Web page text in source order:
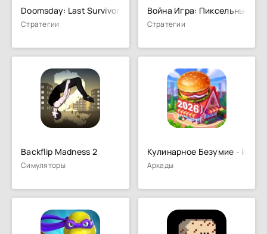
Doomsday: Last Survivors
Стратегии
Война Игра: Пиксельные
Стратегии
Backflip Madness 2
Симуляторы
Кулинарное Безумие - Игра
Аркады